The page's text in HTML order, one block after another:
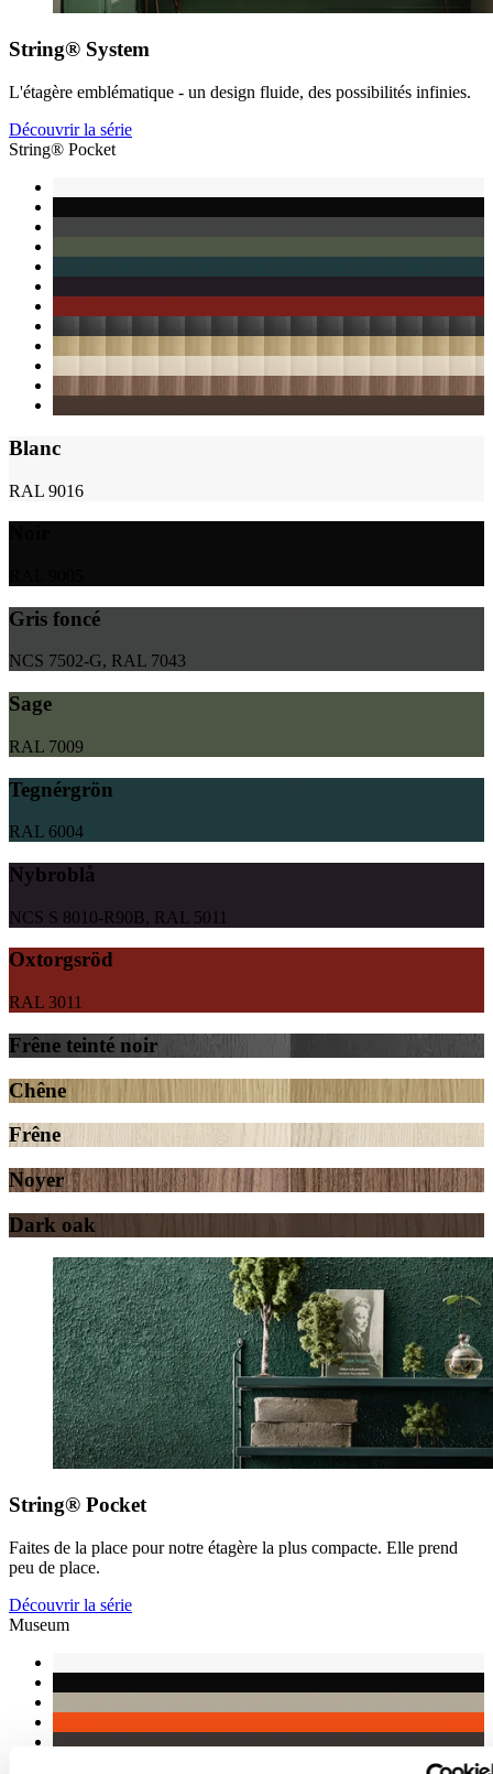
String® System
L'étagère emblématique - un design fluide, des possibilités infinies.
Découvrir la série
String® Pocket
Blanc
RAL 9016
Gris foncé
NCS 7502-G, RAL 7043
Sage
RAL 7009
Tegnérgrön
RAL 6004
Nybroblå
NCS S 8010-R90B, RAL 5011
Oxtorgsröd
RAL 3011
Frêne teinté noir
Chêne
Frêne
Noyer
Dark oak
String® Pocket
Faites de la place pour notre étagère la plus compacte. Elle prend
peu de place.
Découvrir la série
Museum